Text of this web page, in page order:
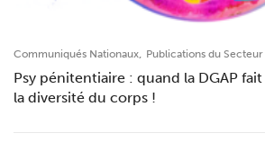
Communiqués Nationaux, Publications du
Psy pénitentiaire : quand la DGAP
la diversité du corps !